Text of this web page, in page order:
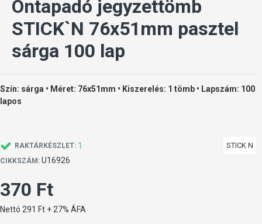
Öntapadó jegyzettömb
STICK`N 76x51mm pasztel
sárga 100 lap
Szín: sárga • Méret: 76x51mm • Kiszerelés: 1 tömb • Lapszám: 100
lapos
RAKTÁRKÉSZLET: 1
CIKKSZÁM: U16926
STICK N
370 Ft
Nettó 291 Ft + 27% ÁFA